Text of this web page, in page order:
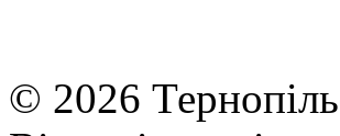
© 2026